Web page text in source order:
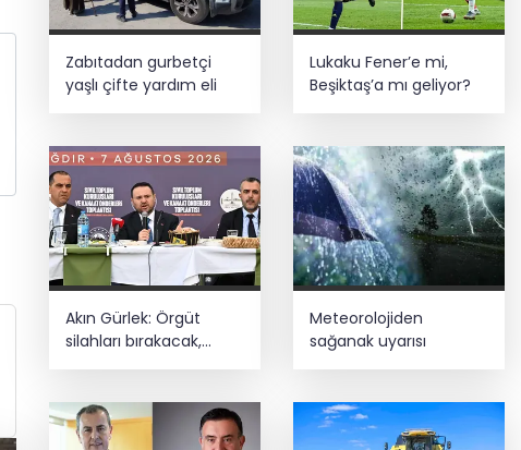
Zabıtadan gurbetçi
yaşlı çifte yardım eli
Lukaku Fener’e mi,
Beşiktaş’a mı geliyor?
Akın Gürlek: Örgüt
silahları bırakacak,
mağaraları boşaltacak
Meteorolojiden
sağanak uyarısı